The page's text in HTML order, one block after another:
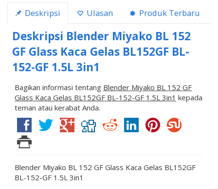
Deskripsi Ulasan Produk Terbaru
Deskripsi Blender Miyako BL 152
GF Glass Kaca Gelas BL152GF BL-
152-GF 1.5L 3in1
Bagikan informasi tentang Blender Miyako BL 152 GF
Glass Kaca Gelas BL152GF BL-152-GF 1.5L 3in1 kepada
teman atau kerabat Anda.
Blender Miyako BL 152 GF Glass Kaca Gelas BL152GF
BL-152-GF 1.5L 3in1